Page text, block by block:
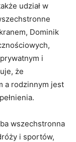
udział w
Dominik
i
że
a rodzinnym jest
wszechstronna
i sportów,